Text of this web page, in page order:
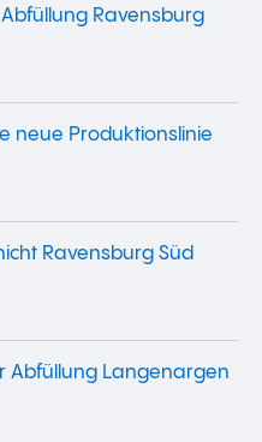
Ravensburg
neue Produktionslinie
Ravensburg Süd
Abfüllung Langenargen